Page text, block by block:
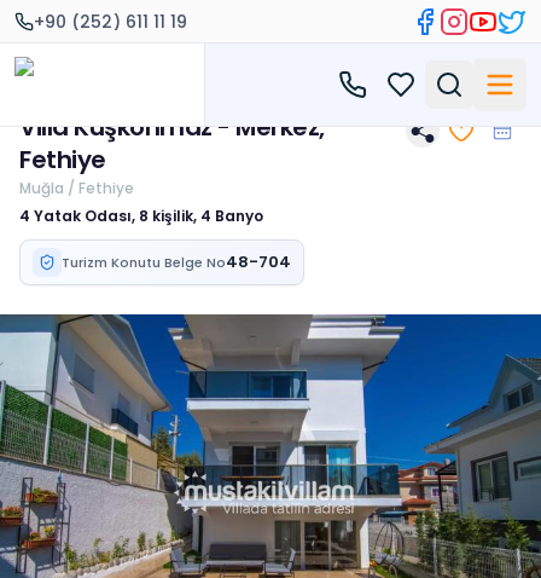
+90 (252) 611 11 19
Villa Kuşkonmaz - Merkez,
Fethiye
Muğla / Fethiye
4 Yatak Odası, 8 kişilik, 4 Banyo
Turizm Konutu Belge No48-704